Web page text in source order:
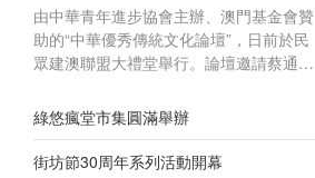
由中華青年進步協會主辦、澳門基金會贊
助的“中華優秀傳統文化論壇”，日前於民
眾建澳聯盟大禮堂舉行。論壇邀請蔡通中
新發展”為題，吸引六十名來自台灣地區
及澳門本地青年踴躍參與，現場互動熱
烈。
綠悠瘋堂市集圓滿舉辦
街坊節30周年系列活動開幕